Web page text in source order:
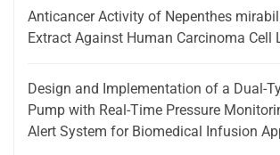
Anticancer Activity of Nepenthes
Extract Against Human Carcinoma Cell
Design and Implementation of a Dual-
Pump with Real-Time Pressure
Alert System for Biomedical Infusion